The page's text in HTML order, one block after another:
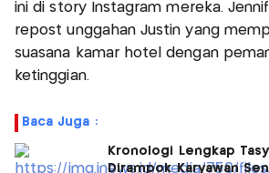
ini di story Instagram mereka.
repost unggahan Justin yang
suasana kamar hotel dengan
ketinggian.
Baca Juga :
Kronologi Lengkap
Dirampok Karyawan